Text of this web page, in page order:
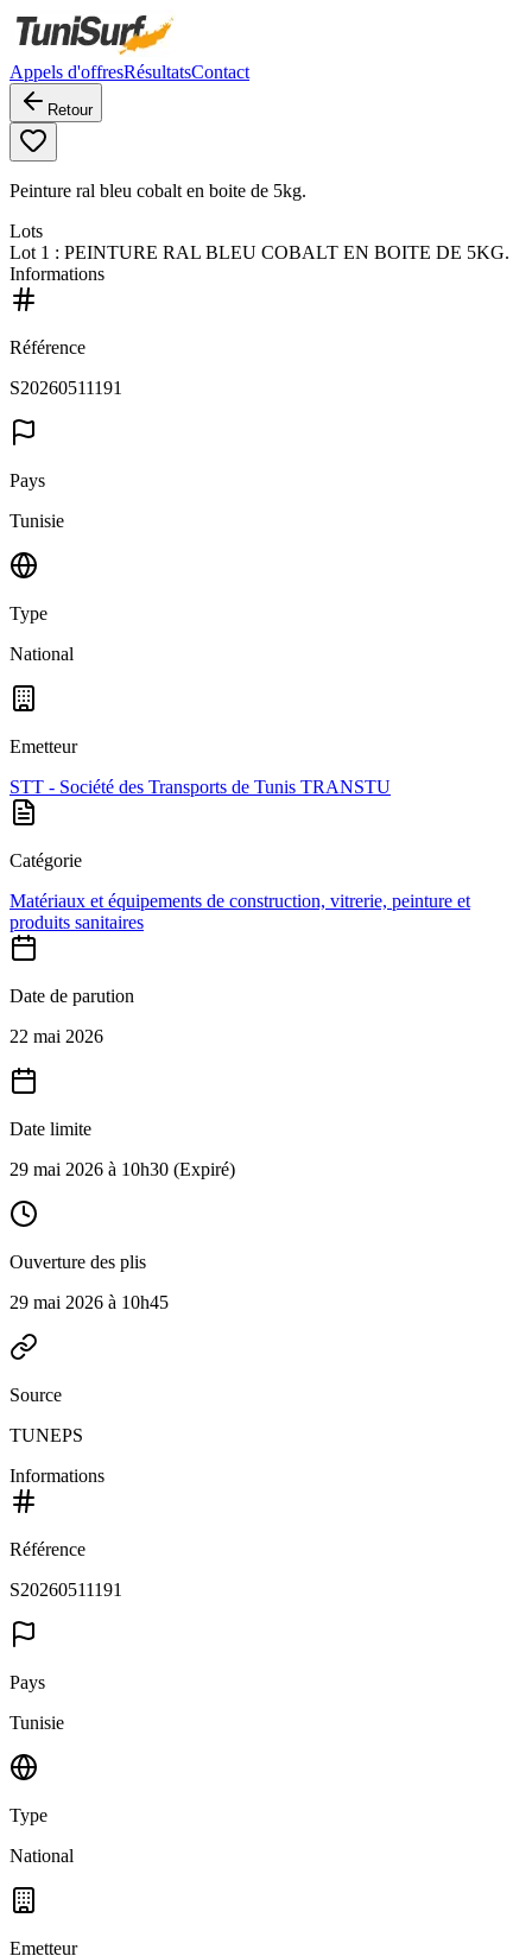
Appels d'offresRésultatsContact
Retour
Peinture ral bleu cobalt en boite de 5kg.
Lots
Lot 1 : PEINTURE RAL BLEU COBALT EN BOITE DE 5KG.
Informations
Référence
S20260511191
Pays
Tunisie
Type
National
Emetteur
STT - Société des Transports de Tunis TRANSTU
Catégorie
Matériaux et équipements de construction, vitrerie, peinture et
produits sanitaires
Date de parution
22 mai 2026
Date limite
29 mai 2026 à 10h30 (Expiré)
Ouverture des plis
29 mai 2026 à 10h45
Source
TUNEPS
Informations
Référence
S20260511191
Pays
Tunisie
Type
National
Emetteur